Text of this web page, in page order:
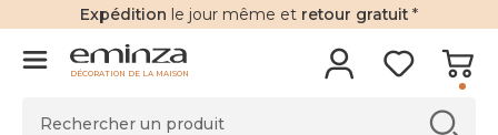
Expédition le jour même et retour gratuit *
DÉCORATION DE LA MAISON